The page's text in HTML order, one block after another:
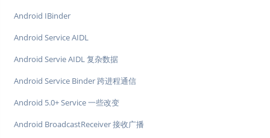
Android IBinder
Android Service AIDL
Android Servie AIDL 复杂数据
Android Service Binder 跨进程通信
Android 5.0+ Service 一些改变
Android BroadcastReceiver 接收广播